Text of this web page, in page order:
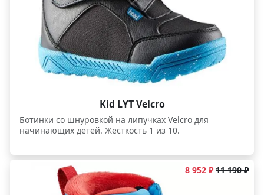
Kid LYT Velcro
Ботинки со шнуровкой на липучках Velcro для
начинающих детей. Жесткость 1 из 10.
8 952 ₽ 11 190 ₽